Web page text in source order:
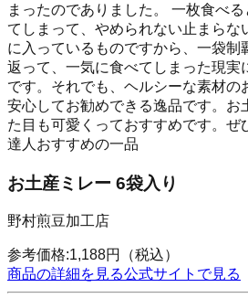
まったのでありました。 一枚食べ
てしまって、やめられない止まらな
に入っているものですから、一袋制
返って、一気に食べてしまった現実
です。それでも、ヘルシーな素材の
安心してお勧めできる逸品です。お
た目も可愛くっておすすめです。ぜ
達人おすすめの一品
お土産ミレー 6袋入り
野村煎豆加工店
参考価格:1,188円
（税込）
商品の詳細を見る公式サイトで見る